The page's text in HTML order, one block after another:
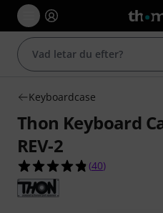
Keyboardcase
Thon Keyboard
REV-2
4.8 av 5
(40)